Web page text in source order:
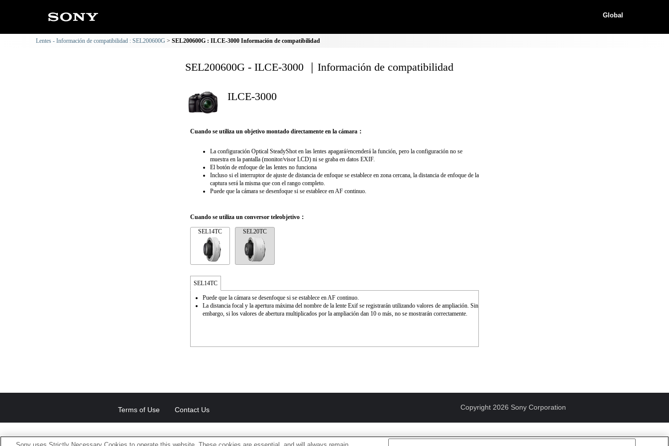
Global
Lentes - Información de compatibilidad : SEL200600G SEL200600G : ILCE-3000 Información de compatibilidad
SEL200600G - ILCE-3000 ｜Información de compatibilidad
ILCE-3000
Cuando se utiliza un objetivo montado directamente en la cámara：
La configuración Optical SteadyShot en las lentes apagará/encenderá la función, pero la configuración no se
muestra en la pantalla (monitor/visor LCD) ni se graba en datos EXIF.
El botón de enfoque de las lentes no funciona
Incluso si el interruptor de ajuste de distancia de enfoque se establece en zona cercana, la distancia de enfoque de la
captura será la misma que con el rango completo.
Puede que la cámara se desenfoque si se establece en AF continuo.
Cuando se utiliza un conversor teleobjetivo：
SEL14TC SEL20TC
SEL14TC
Puede que la cámara se desenfoque si se establece en AF continuo.
La distancia focal y la apertura máxima del nombre de la lente Exif se registrarán utilizando valores de ampliación. Sin
embargo, si los valores de abertura multiplicados por la ampliación dan 10 o más, no se mostrarán correctamente.
Terms of Use Contact Us Copyright 2026 Sony Corporation